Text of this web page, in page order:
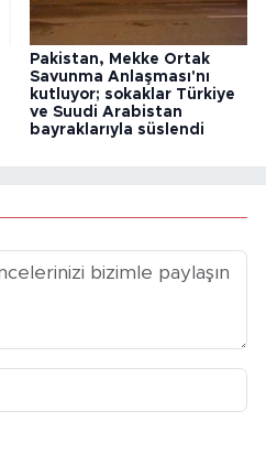
Pakistan, Mekke Ortak
Savunma Anlaşması'nı
kutluyor; sokaklar Türkiye
ve Suudi Arabistan
bayraklarıyla süslendi